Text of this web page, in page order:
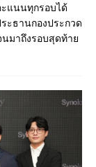
แนนทุกรอบได้
ธานกองประกวด
มาถึงรอบสุดท้าย